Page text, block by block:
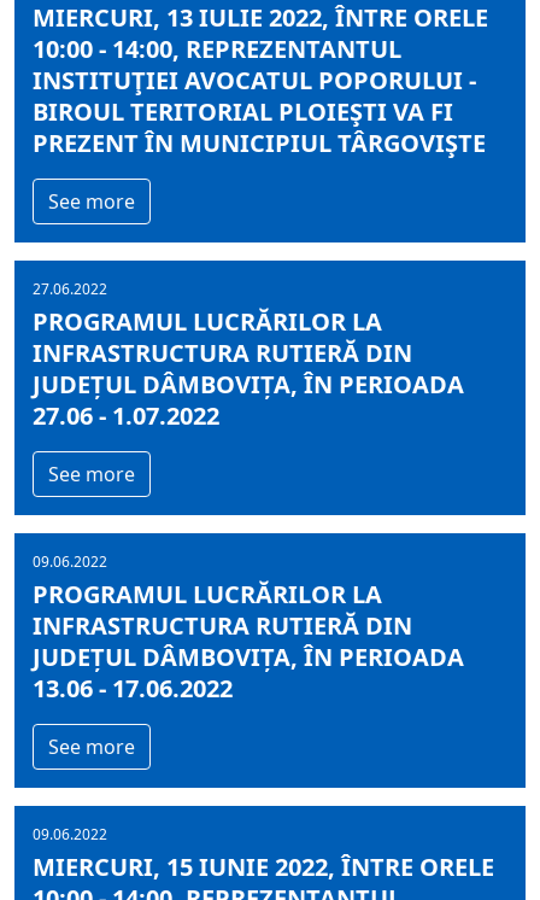
MIERCURI, 13 IULIE 2022, ÎNTRE ORELE
10:00 - 14:00, REPREZENTANTUL
INSTITUŢIEI AVOCATUL POPORULUI -
BIROUL TERITORIAL PLOIEŞTI VA FI
PREZENT ÎN MUNICIPIUL TÂRGOVIŞTE
See more
27.06.2022
PROGRAMUL LUCRĂRILOR LA
INFRASTRUCTURA RUTIERĂ DIN
JUDEȚUL DÂMBOVIȚA, ÎN PERIOADA
27.06 - 1.07.2022
See more
09.06.2022
PROGRAMUL LUCRĂRILOR LA
INFRASTRUCTURA RUTIERĂ DIN
JUDEȚUL DÂMBOVIȚA, ÎN PERIOADA
13.06 - 17.06.2022
See more
09.06.2022
MIERCURI, 15 IUNIE 2022, ÎNTRE ORELE